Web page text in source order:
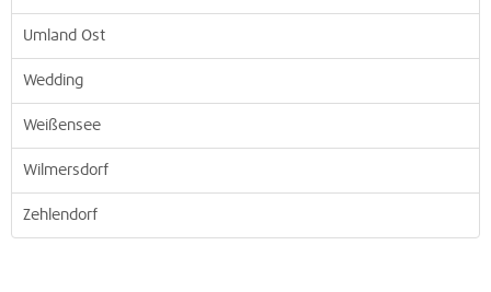
Umland Ost
Wedding
Weißensee
Wilmersdorf
Zehlendorf